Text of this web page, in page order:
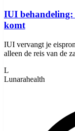
IUI behandeling:
komt
IUI vervangt je
alleen de reis van de
L
Lunarahealth